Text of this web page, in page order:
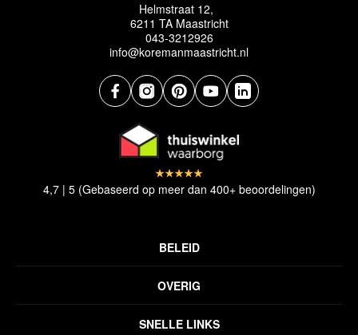
Helmstraat 12,
6211 TA Maastricht
043-3212926
info@koremanmaastricht.nl
SNELLE LINKS
OVERIG
BELEID
4,7 | 5 (Gebaseerd op meer dan 400+ beoordelingen)